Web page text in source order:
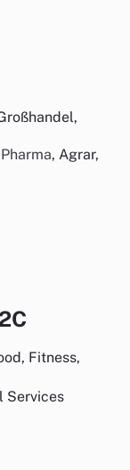
, Agrar,
Fitness,
Services